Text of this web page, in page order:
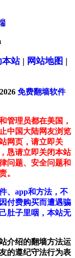
本站| 网站地图 |
免费翻墙软件
管理员都在美国，
中国大陆网友浏览
网页，请立即关
恳请立即关闭本站
问题、安全问题和
。
、app和方法，不
付费购买而遭遇骗
肚子里咽，本站无
介绍的翻墙方法运
的遵纪守法行为表